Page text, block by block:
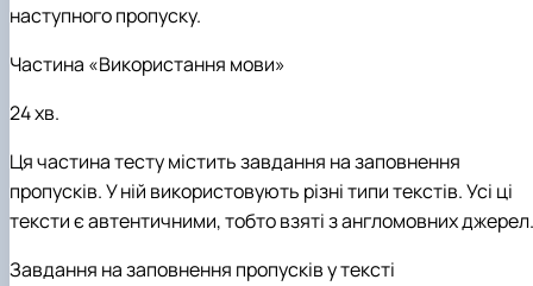
наступного пропуску.
Частина «Використання мови»
24 хв.
Ця частина тесту містить завдання на заповнення
пропусків. У ній використовують різні типи текстів. Усі ці
тексти є автентичними, тобто взяті з англомовних джерел.
Завдання на заповнення пропусків у тексті